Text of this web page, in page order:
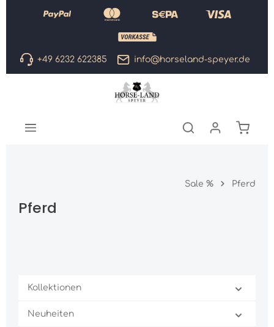
Zum Hauptinhalt springen
+49 6232 622385 info@horseland-speyer.de
Sale % Pferd
Pferd
Kollektionen
Neuheiten